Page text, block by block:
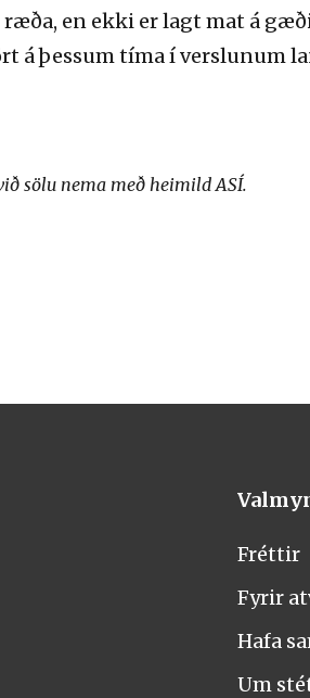
en ekki er lagt mat á
á þessum tíma í verslunum
sölu nema með heimild ASÍ.
Fréttir
Fyrir
Hafa
Um